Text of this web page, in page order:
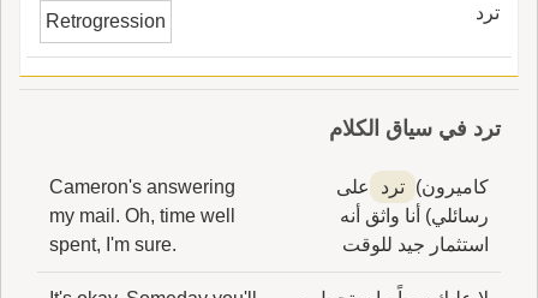
ترد Retrogression
ترد في سياق الكلام
كاميرون) ترد
على
رسائلي) أنا واثق أنه
استثمار جيد للوقت
Cameron's answering
my mail. Oh, time well
spent, I'm sure.